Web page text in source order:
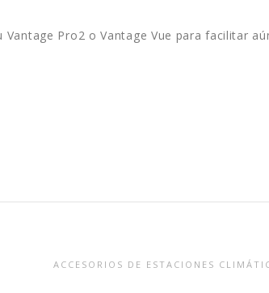
Pro2 o Vantage Vue para facilitar
ACCESORIOS DE ESTACIONES